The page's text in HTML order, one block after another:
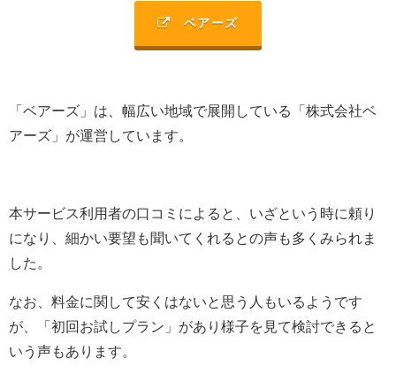
ベアーズ
「ベアーズ」は、幅広い地域で展開している「 株式会社ベ
アーズ 」が運営しています。
本サービス利用者の口コミによると、いざという時に頼り
になり、細かい要望も聞いてくれるとの声も多くみられま
した。
なお、料金に関して安くはないと思う人もいるようです
が、「初回お試しプラン」があり様子を見て検討できると
いう声もあります。